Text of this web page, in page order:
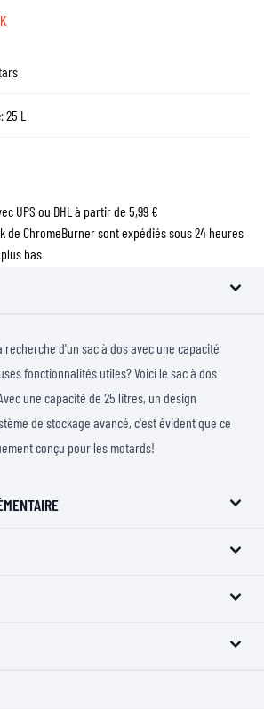
25 L
UPS ou DHL à partir de 5,99 €
de ChromeBurner sont expédiés sous 24 heures
bas
recherche d'un sac à dos avec une capacité
fonctionnalités utiles? Voici le sac à dos
une capacité de 25 litres, un design
de stockage avancé, c'est évident que ce
conçu pour les motards!